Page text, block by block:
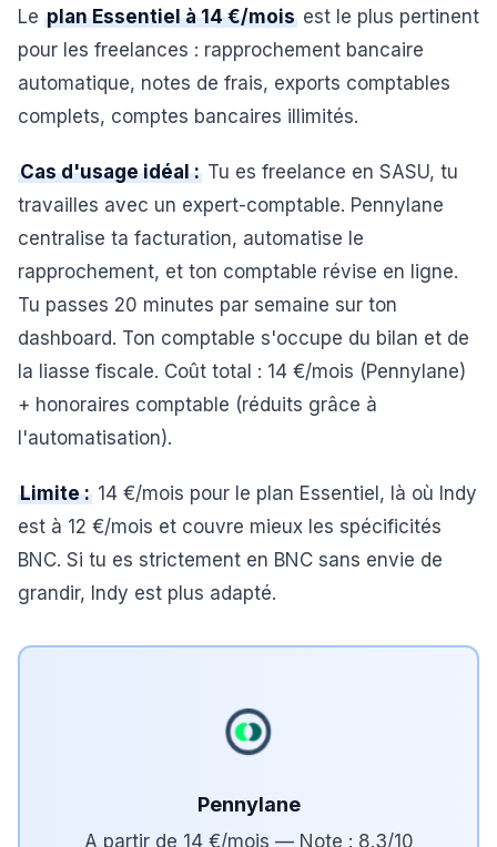
Le plan Essentiel à 14 €/mois est le plus pertinent
pour les freelances : rapprochement bancaire
automatique, notes de frais, exports comptables
complets, comptes bancaires illimités.
Cas d'usage idéal : Tu es freelance en SASU, tu
travailles avec un expert-comptable. Pennylane
centralise ta facturation, automatise le
rapprochement, et ton comptable révise en ligne.
Tu passes 20 minutes par semaine sur ton
dashboard. Ton comptable s'occupe du bilan et de
la liasse fiscale. Coût total : 14 €/mois (Pennylane)
+ honoraires comptable (réduits grâce à
l'automatisation).
Limite : 14 €/mois pour le plan Essentiel, là où Indy
est à 12 €/mois et couvre mieux les spécificités
BNC. Si tu es strictement en BNC sans envie de
grandir, Indy est plus adapté.
Pennylane
A partir de 14 €/mois — Note : 8.3/10